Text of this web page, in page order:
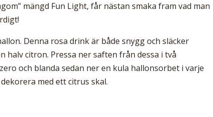
mängd Fun Light, får nästan smaka fram vad man
Denna rosa drink är både snygg och släcker
halv citron. Pressa ner saften från dessa i två
och blanda sedan ner en kula hallonsorbet i varje
med ett citrus skal.